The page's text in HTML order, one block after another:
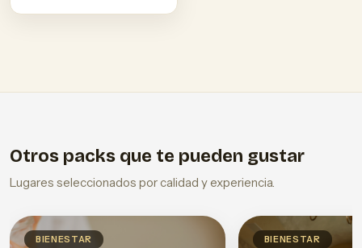
Otros packs que te pueden gustar
Lugares seleccionados por calidad y experiencia.
BIENESTAR BIENESTAR